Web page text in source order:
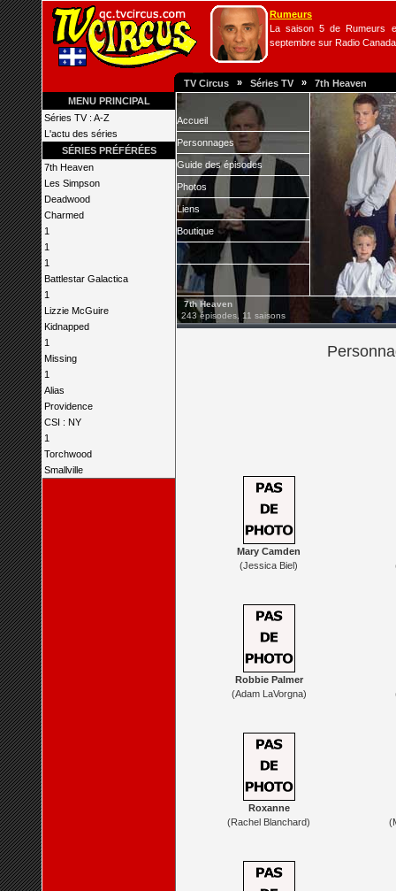
Rumeurs
La saison 5 de Rumeurs
septembre sur Radio
TV Circus » Séries TV » 7th Heaven
MENU PRINCIPAL
Séries TV : A-Z
L'actu des séries
SÉRIES PRÉFÉRÉES
7th Heaven
Les Simpson
Deadwood
Charmed
1
1
1
Battlestar Galactica
1
Lizzie McGuire
Kidnapped
1
Missing
1
Alias
Providence
CSI : NY
1
Torchwood
Smallville
Accueil
Personnages
Guide des épisodes
Photos
Liens
Boutique
7th Heaven
243 épisodes, 11 saisons
Mary Camden
(Jessica Biel)
Robbie Palmer
(Adam LaVorgna)
Roxanne
(Rachel Blanchard)